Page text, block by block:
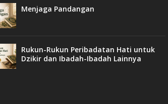
Menjaga Pandangan
Rukun-Rukun Peribadatan Hati untuk
Dzikir dan Ibadah-Ibadah Lainnya